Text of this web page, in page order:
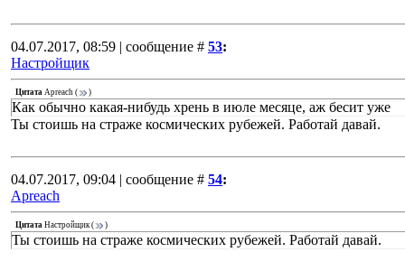
04.07.2017, 08:59 | сообщение # 53:
Настройщик
Цитата Apreach ( )
Как обычно какая-нибудь хрень в июле месяце, аж бесит уже
Ты стоишь на страже космических рубежей. Работай давай.
04.07.2017, 09:04 | сообщение # 54:
Apreach
Цитата Настройщик( )
Ты стоишь на страже космических рубежей. Работай давай.